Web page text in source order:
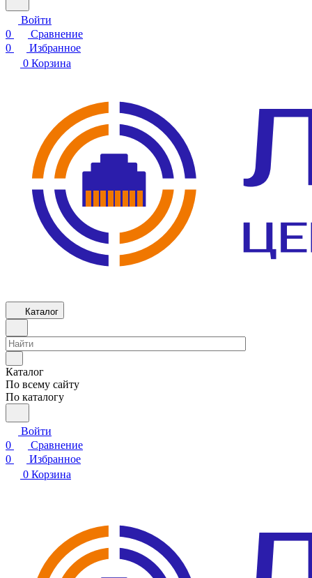
Войти
0
Сравнение
0
Избранное
0 Корзина
Каталог
Каталог
По всему сайту
По каталогу
Войти
0
Сравнение
0
Избранное
0 Корзина